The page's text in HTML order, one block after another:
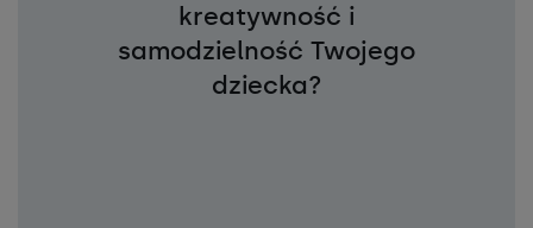
kreatywność i
samodzielność Twojego
dziecka?